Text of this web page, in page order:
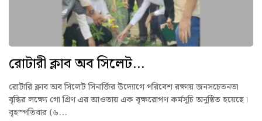
রোটারী ক্লাব অব সিলেট...
রোটারি ক্লাব অব সিলেট সিনার্জির উদ্যোগে পরিবেশ রক্ষায় জনসচেতনতা
বৃদ্ধির লক্ষ্যে গো গ্রিণ এর আওতায় এক বৃক্ষরোপণ কর্মসূচি অনুষ্ঠিত হয়েছে।
বৃহস্পতিবার (৬...